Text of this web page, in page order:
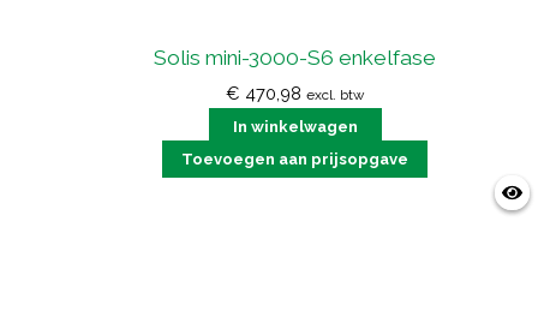
Solis mini-3000-S6 enkelfase
€ 470,98 excl. btw
In winkelwagen
Toevoegen aan prijsopgave